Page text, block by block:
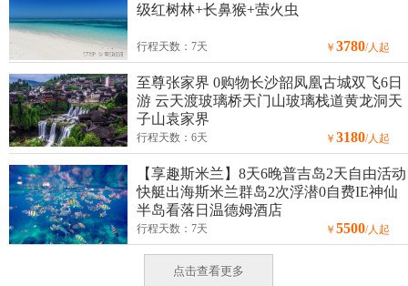
级红树林+长鼻猴+萤火虫
行程天数：7天 ￥ 3780/人起
至尊张家界 0购物长沙韶凤凰古城双飞6日
游 云天渡玻璃桥天门山玻璃栈道黄龙洞天
子山袁家界
行程天数：6天 ￥ 3180/人起
【享趣斯米兰】8天6晚普吉岛2天自由活动
快艇出海斯米兰群岛2次浮潜0自费IE神仙
半岛看落日温德姆酒店
行程天数：7天 ￥ 5500/人起
点击查看更多